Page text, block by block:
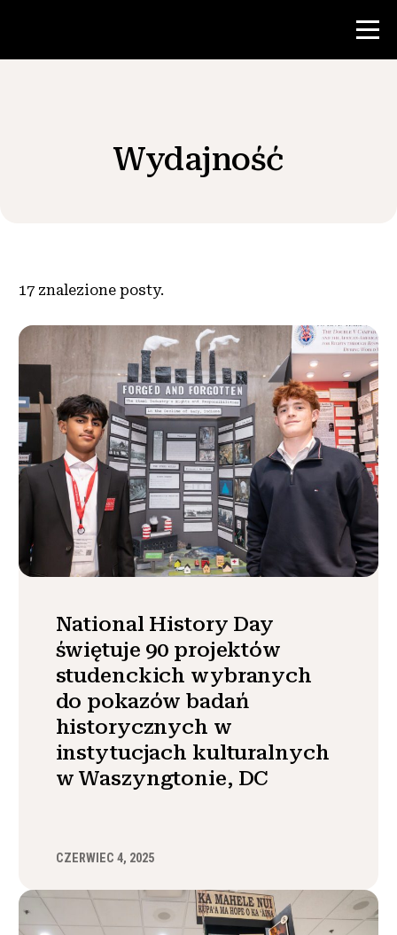
Zasoby dla nauczycieli
Zaangażować się
Wydajność
17 znalezione posty.
National History Day
świętuje 90 projektów
studenckich wybranych
do pokazów badań
historycznych w
instytucjach kulturalnych
w Waszyngtonie, DC
CZERWIEC 4, 2025